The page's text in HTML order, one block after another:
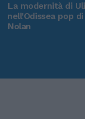
La modernità di
nell'Odissea pop
Nolan